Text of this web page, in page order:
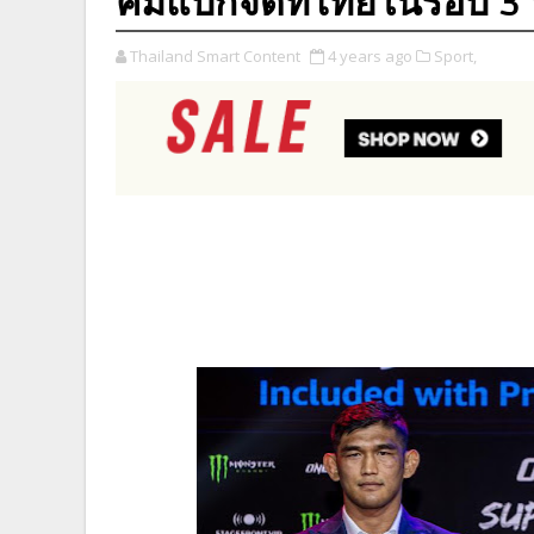
Thailand Smart Content 4 years ago Sport,